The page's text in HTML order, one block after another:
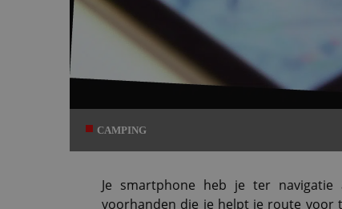
CAMPING
Je smartphone heb je ter
voorhanden die je helpt je route voor